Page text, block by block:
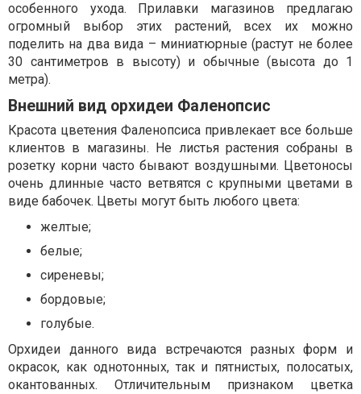
особенного ухода. Прилавки магазинов предлагаю
огромный выбор этих растений, всех их можно
поделить на два вида – миниатюрные (растут не более
30 сантиметров в высоту) и обычные (высота до 1
метра).
Внешний вид орхидеи Фаленопсис
Красота цветения Фаленопсиса привлекает все больше
клиентов в магазины. Не листья растения собраны в
розетку корни часто бывают воздушными. Цветоносы
очень длинные часто ветвятся с крупными цветами в
виде бабочек. Цветы могут быть любого цвета:
желтые;
белые;
сиреневы;
бордовые;
голубые.
Орхидеи данного вида встречаются разных форм и
окрасок, как однотонных, так и пятнистых, полосатых,
окантованных. Отличительным признаком цветка